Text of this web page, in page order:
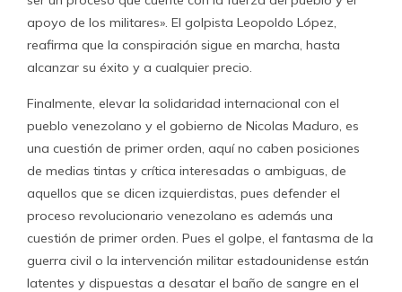
apoyo de los militares». El golpista Leopoldo López,
reafirma que la conspiración sigue en marcha, hasta
alcanzar su éxito y a cualquier precio.
Finalmente, elevar la solidaridad internacional con el
pueblo venezolano y el gobierno de Nicolas Maduro, es
una cuestión de primer orden, aquí no caben posiciones
de medias tintas y crítica interesadas o ambiguas, de
aquellos que se dicen izquierdistas, pues defender el
proceso revolucionario venezolano es además una
cuestión de primer orden. Pues el golpe, el fantasma de la
guerra civil o la intervención militar estadounidense están
latentes y dispuestas a desatar el baño de sangre en el